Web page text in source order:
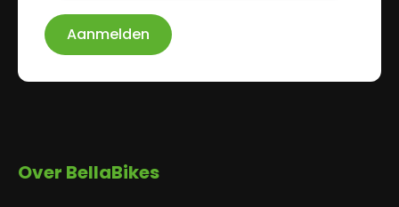
Aanmelden
Over BellaBikes